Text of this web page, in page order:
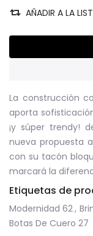
AÑADIR A LA
La construcción
aporta
¡y súper trendy!
nueva propuesta
con su tacón
marcará la
Etiquetas de
Modernidad 62,
Botas De Cuero 27